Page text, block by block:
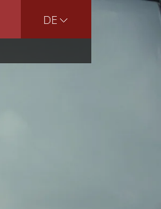
DE